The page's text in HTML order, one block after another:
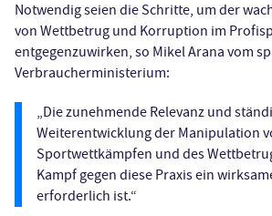
Notwendig seien die Schritte, um der
von Wettbetrug und Korruption im
entgegenzuwirken, so Mikel Arana vom
Verbraucherministerium:
„Die zunehmende Relevanz und
Weiterentwicklung der Manipulation
Sportwettkämpfen und des
Kampf gegen diese Praxis ein
erforderlich ist.“